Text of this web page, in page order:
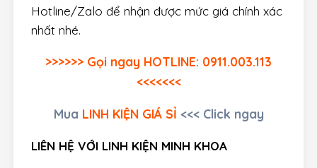
Hotline/Zalo để nhận được mức giá chính xác
nhất nhé.
>>>>>> Gọi ngay HOTLINE: 0911.003.113
<<<<<<<
Mua LINH KIỆN GIÁ SỈ <<< Click ngay
LIÊN HỆ VỚI LINH KIỆN MINH KHOA